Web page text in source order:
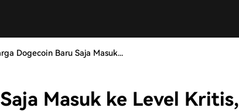
Dogecoin Baru Saja Masuk...
Masuk ke Level Kritis,